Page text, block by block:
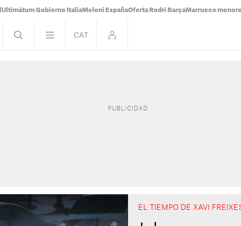
Ultimátum Gobierno Italia Meloni EspañaOferta Rodri Barça Marrueco
EL TIEMPO DE XAVI